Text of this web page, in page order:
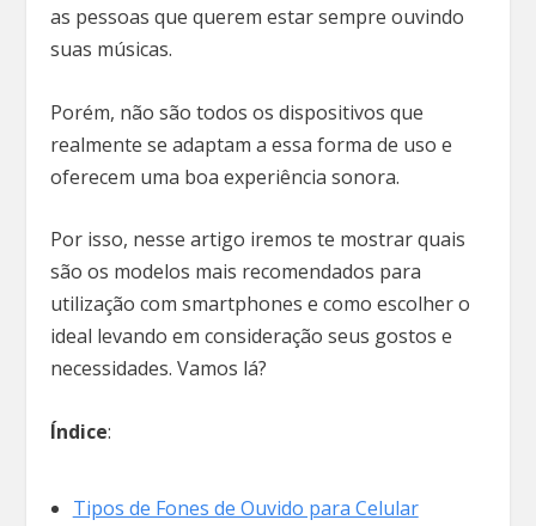
as pessoas que querem estar sempre ouvindo
suas músicas.
Porém, não são todos os dispositivos que
realmente se adaptam a essa forma de uso e
oferecem uma boa experiência sonora.
Por isso, nesse artigo iremos te mostrar quais
são os modelos mais recomendados para
utilização com smartphones e como escolher o
ideal levando em consideração seus gostos e
necessidades. Vamos lá?
Índice:
Tipos de Fones de Ouvido para Celular